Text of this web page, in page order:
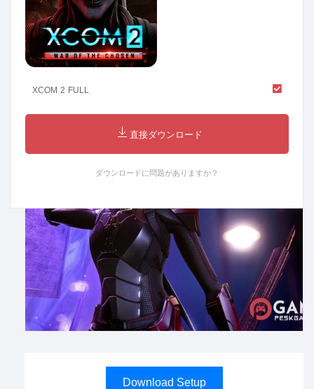
Download Setup
XCOM 2 FULL
直接ダウンロード
ダウンロードに問題がありますか？